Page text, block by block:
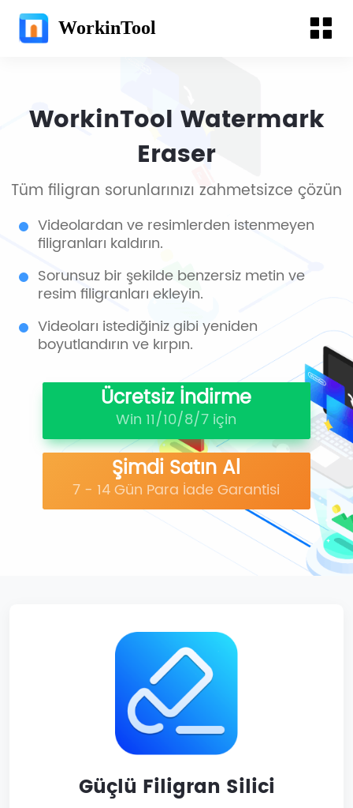
WorkinTool
WorkinTool Watermark
Eraser
Tüm filigran sorunlarınızı zahmetsizce çözün
Videolardan ve resimlerden istenmeyen
filigranları kaldırın.
Sorunsuz bir şekilde benzersiz metin ve
resim filigranları ekleyin.
Videoları istediğiniz gibi yeniden
boyutlandırın ve kırpın.
Ücretsiz İndirme
Win 11/10/8/7 için
Şimdi Satın Al
7 - 14 Gün Para İade Garantisi
Güçlü Filigran Silici